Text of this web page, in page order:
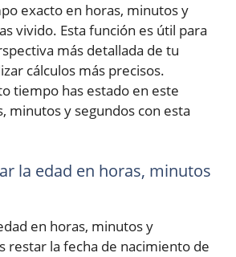
exacto en horas, minutos y
vivido. Esta función es útil para
más detallada de tu
cálculos más precisos.
tiempo has estado en este
minutos y segundos con esta
la edad en horas, minutos
en horas, minutos y
restar la fecha de nacimiento de